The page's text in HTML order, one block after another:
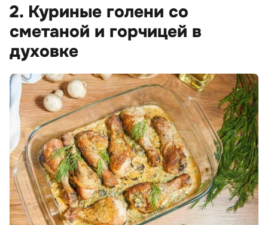
2. Куриные голени со
сметаной и горчицей в
духовке